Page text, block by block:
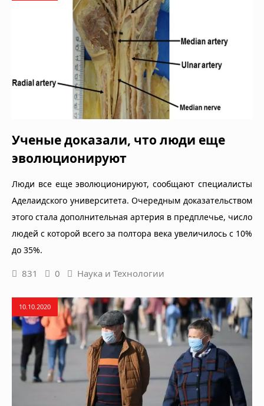
Ученые доказали, что люди еще
эволюционируют
Люди все еще эволюционируют, сообщают специалисты
Аделаидского университета. Очередным доказательством
этого стала дополнительная артерия в предплечье, число
людей с которой всего за полтора века увеличилось с 10%
до 35%.
831 0 Наука и Технологии
10.10.2020